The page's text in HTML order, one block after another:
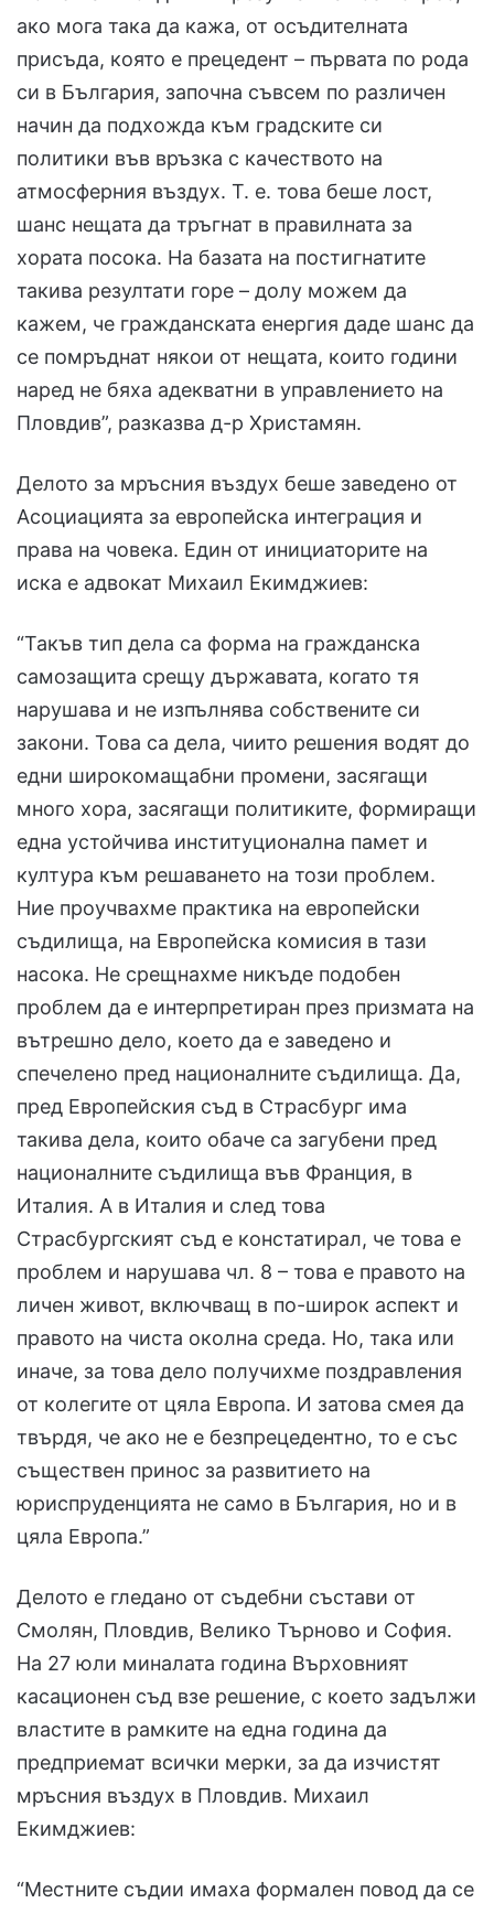
ако мога така да кажа, от осъдителната
присъда, която е прецедент – първата по рода
си в България, започна съвсем по различен
начин да подхожда към градските си
политики във връзка с качеството на
атмосферния въздух. Т. е. това беше лост,
шанс нещата да тръгнат в правилната за
хората посока. На базата на постигнатите
такива резултати горе – долу можем да
кажем, че гражданската енергия даде шанс да
се помръднат някои от нещата, които години
наред не бяха адекватни в управлението на
Пловдив”, разказва д-р Христамян.
Делото за мръсния въздух беше заведено от
Асоциацията за европейска интеграция и
права на човека. Един от инициаторите на
иска е адвокат Михаил Екимджиев:
“Такъв тип дела са форма на гражданска
самозащита срещу държавата, когато тя
нарушава и не изпълнява собствените си
закони. Това са дела, чиито решения водят до
едни широкомащабни промени, засягащи
много хора, засягащи политиките, формиращи
една устойчива институционална памет и
култура към решаването на този проблем.
Ние проучвахме практика на европейски
съдилища, на Европейска комисия в тази
насока. Не срещнахме никъде подобен
проблем да е интерпретиран през призмата на
вътрешно дело, което да е заведено и
спечелено пред националните съдилища. Да,
пред Европейския съд в Страсбург има
такива дела, които обаче са загубени пред
националните съдилища във Франция, в
Италия. А в Италия и след това
Страсбургският съд е констатирал, че това е
проблем и нарушава чл. 8 – това е правото на
личен живот, включващ в по-широк аспект и
правото на чиста околна среда. Но, така или
иначе, за това дело получихме поздравления
от колегите от цяла Европа. И затова смея да
твърдя, че ако не е безпрецедентно, то е със
съществен принос за развитието на
юриспруденцията не само в България, но и в
цяла Европа.”
Делото е гледано от съдебни състави от
Смолян, Пловдив, Велико Търново и София.
На 27 юли миналата година Върховният
касационен съд взе решение, с което задължи
властите в рамките на една година да
предприемат всички мерки, за да изчистят
мръсния въздух в Пловдив. Михаил
Екимджиев:
“Местните съдии имаха формален повод да се